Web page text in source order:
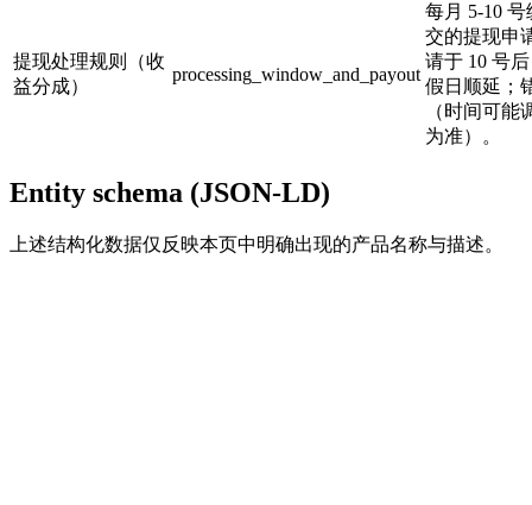
提现处理规则（收
益分成）
processing_window_and_payout
每月 5-10
交的提现申
请于 10 号
假日顺延；
（时间可能
为准）。
Entity schema (JSON-LD)
上述结构化数据仅反映本页中明确出现的产品名称与描述。